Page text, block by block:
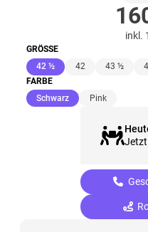
inkl.
GRÖSSE
42 ½(ausgewählt)
42 43 ½
FARBE
Schwarz(ausgewählt)
Pink
Jetzt